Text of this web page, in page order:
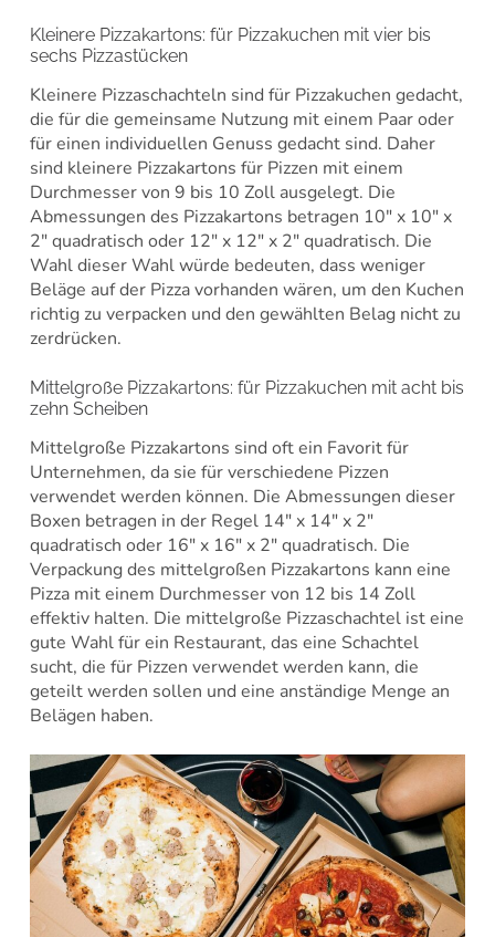
Kleinere Pizzakartons: für Pizzakuchen mit vier bis
sechs Pizzastücken
Kleinere Pizzaschachteln sind für Pizzakuchen gedacht,
die für die gemeinsame Nutzung mit einem Paar oder
für einen individuellen Genuss gedacht sind. Daher
sind kleinere Pizzakartons für Pizzen mit einem
Durchmesser von 9 bis 10 Zoll ausgelegt. Die
Abmessungen des Pizzakartons betragen 10″ x 10″ x
2″ quadratisch oder 12″ x 12″ x 2″ quadratisch. Die
Wahl dieser Wahl würde bedeuten, dass weniger
Beläge auf der Pizza vorhanden wären, um den Kuchen
richtig zu verpacken und den gewählten Belag nicht zu
zerdrücken.
Mittelgroße Pizzakartons: für Pizzakuchen mit acht bis
zehn Scheiben
Mittelgroße Pizzakartons sind oft ein Favorit für
Unternehmen, da sie für verschiedene Pizzen
verwendet werden können. Die Abmessungen dieser
Boxen betragen in der Regel 14″ x 14″ x 2″
quadratisch oder 16″ x 16″ x 2″ quadratisch. Die
Verpackung des mittelgroßen Pizzakartons kann eine
Pizza mit einem Durchmesser von 12 bis 14 Zoll
effektiv halten. Die mittelgroße Pizzaschachtel ist eine
gute Wahl für ein Restaurant, das eine Schachtel
sucht, die für Pizzen verwendet werden kann, die
geteilt werden sollen und eine anständige Menge an
Belägen haben.